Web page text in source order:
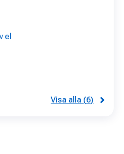
el
Visa alla (6)